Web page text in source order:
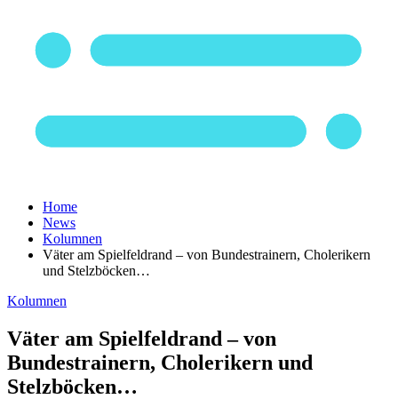
Home
News
Kolumnen
Väter am Spielfeldrand – von Bundestrainern, Cholerikern
und Stelzböcken…
Kolumnen
Väter am Spielfeldrand – von
Bundestrainern, Cholerikern und
Stelzböcken…